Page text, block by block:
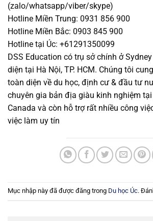
(zalo/whatsapp/viber/skype)
Hotline Miền Trung: 0931 856 900
Hotline Miền Bắc: 0903 845 900
Hotline tại Úc: +61291350099
DSS Education có trụ sở chính ở
diện tại Hà Nội, TP. HCM. Chúng tôi
toàn diện về du học, định cư & đầu tư
chuyên gia bản địa giàu kinh nghiệm
Canada và còn hỗ trợ rất nhiều công
việc làm uy tín
Mục nhập này đã được đăng trong Du học Úc.